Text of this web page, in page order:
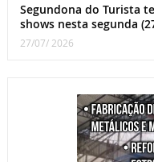
Segundona do Turista
shows nesta segunda
27/07/ 2026